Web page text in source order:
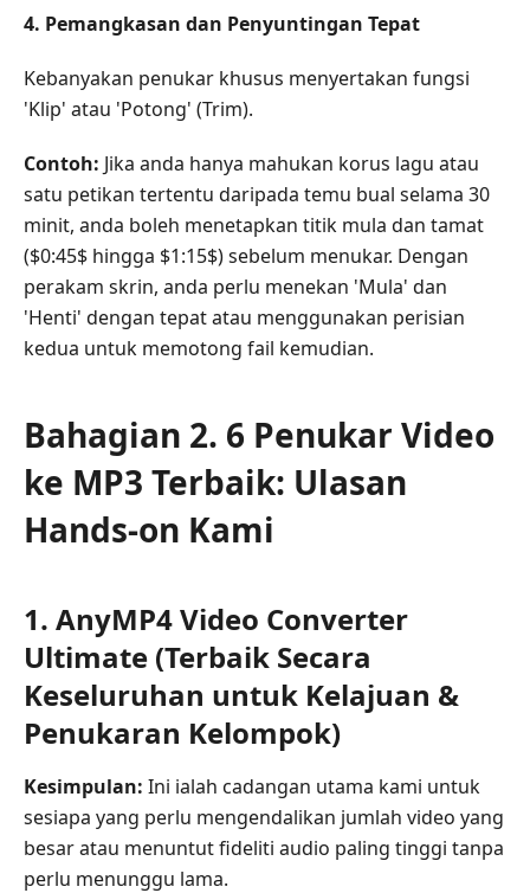
4. Pemangkasan dan Penyuntingan Tepat
Kebanyakan penukar khusus menyertakan fungsi
'Klip' atau 'Potong' (Trim).
Contoh: Jika anda hanya mahukan korus lagu atau
satu petikan tertentu daripada temu bual selama 30
minit, anda boleh menetapkan titik mula dan tamat
($0:45$ hingga $1:15$) sebelum menukar. Dengan
perakam skrin, anda perlu menekan 'Mula' dan
'Henti' dengan tepat atau menggunakan perisian
kedua untuk memotong fail kemudian.
Bahagian 2. 6 Penukar Video
ke MP3 Terbaik: Ulasan
Hands-on Kami
1. AnyMP4 Video Converter
Ultimate (Terbaik Secara
Keseluruhan untuk Kelajuan &
Penukaran Kelompok)
Kesimpulan: Ini ialah cadangan utama kami untuk
sesiapa yang perlu mengendalikan jumlah video yang
besar atau menuntut fideliti audio paling tinggi tanpa
perlu menunggu lama.